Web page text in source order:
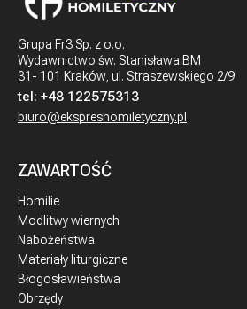
Grupa Fr3 Sp. z o.o.
Wydawnictwo św. Stanisława BM
31- 101 Kraków, ul. Straszewskiego 2/9
tel: +48 122575313
biuro@ekspreshomiletyczny.pl
ZAWARTOŚĆ
Homilie
Modlitwy wiernych
Nabożeństwa
Materiały liturgiczne
Błogosławieństwa
Obrzędy